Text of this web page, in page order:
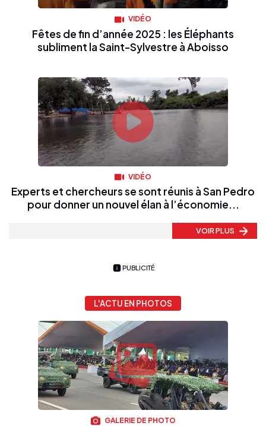
VIDÉO
Fêtes de fin d’année 2025 : les Éléphants
subliment la Saint-Sylvestre à Aboisso
VIDÉO
Experts et chercheurs se sont réunis à San Pedro
pour donner un nouvel élan à l’économie...
VOIR PLUS
PUBLICITÉ
L'ACTU EN PHOTOS
GALERIE DE PHOTO